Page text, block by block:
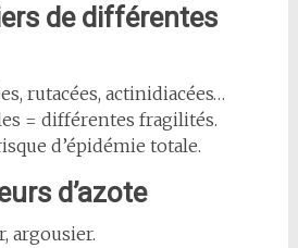
de différentes
rutacées, actinidiacées…
= différentes fragilités.
d’épidémie totale.
d’azote
argousier.